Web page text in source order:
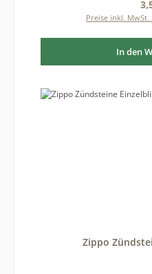
Preise inkl. MwSt.
In den
Zippo